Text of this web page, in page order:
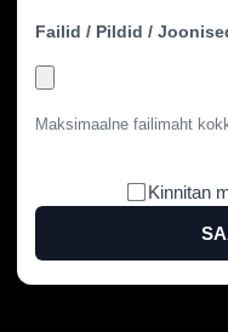
Failid / Pildid /
Maksimaalne failimaht
Kinnitan